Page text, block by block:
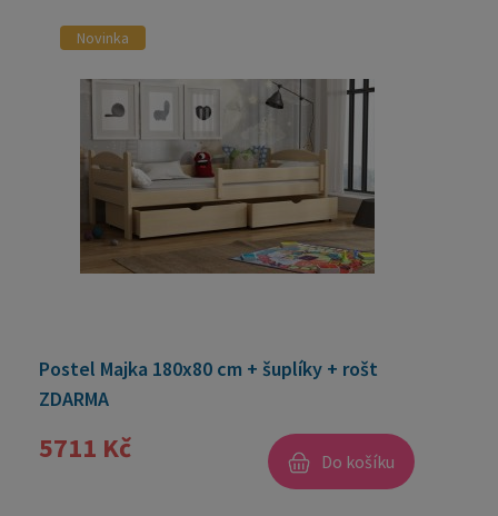
Novinka
Postel Majka 180x80 cm + šuplíky + rošt
ZDARMA
5711 Kč Do košíku